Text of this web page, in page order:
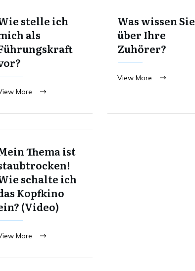
stelle ich
als
More
Was wissen Sie
über Ihre
Zuhörer?
View More
Thema ist
schalte ich
Kopfkino
(Video)
More